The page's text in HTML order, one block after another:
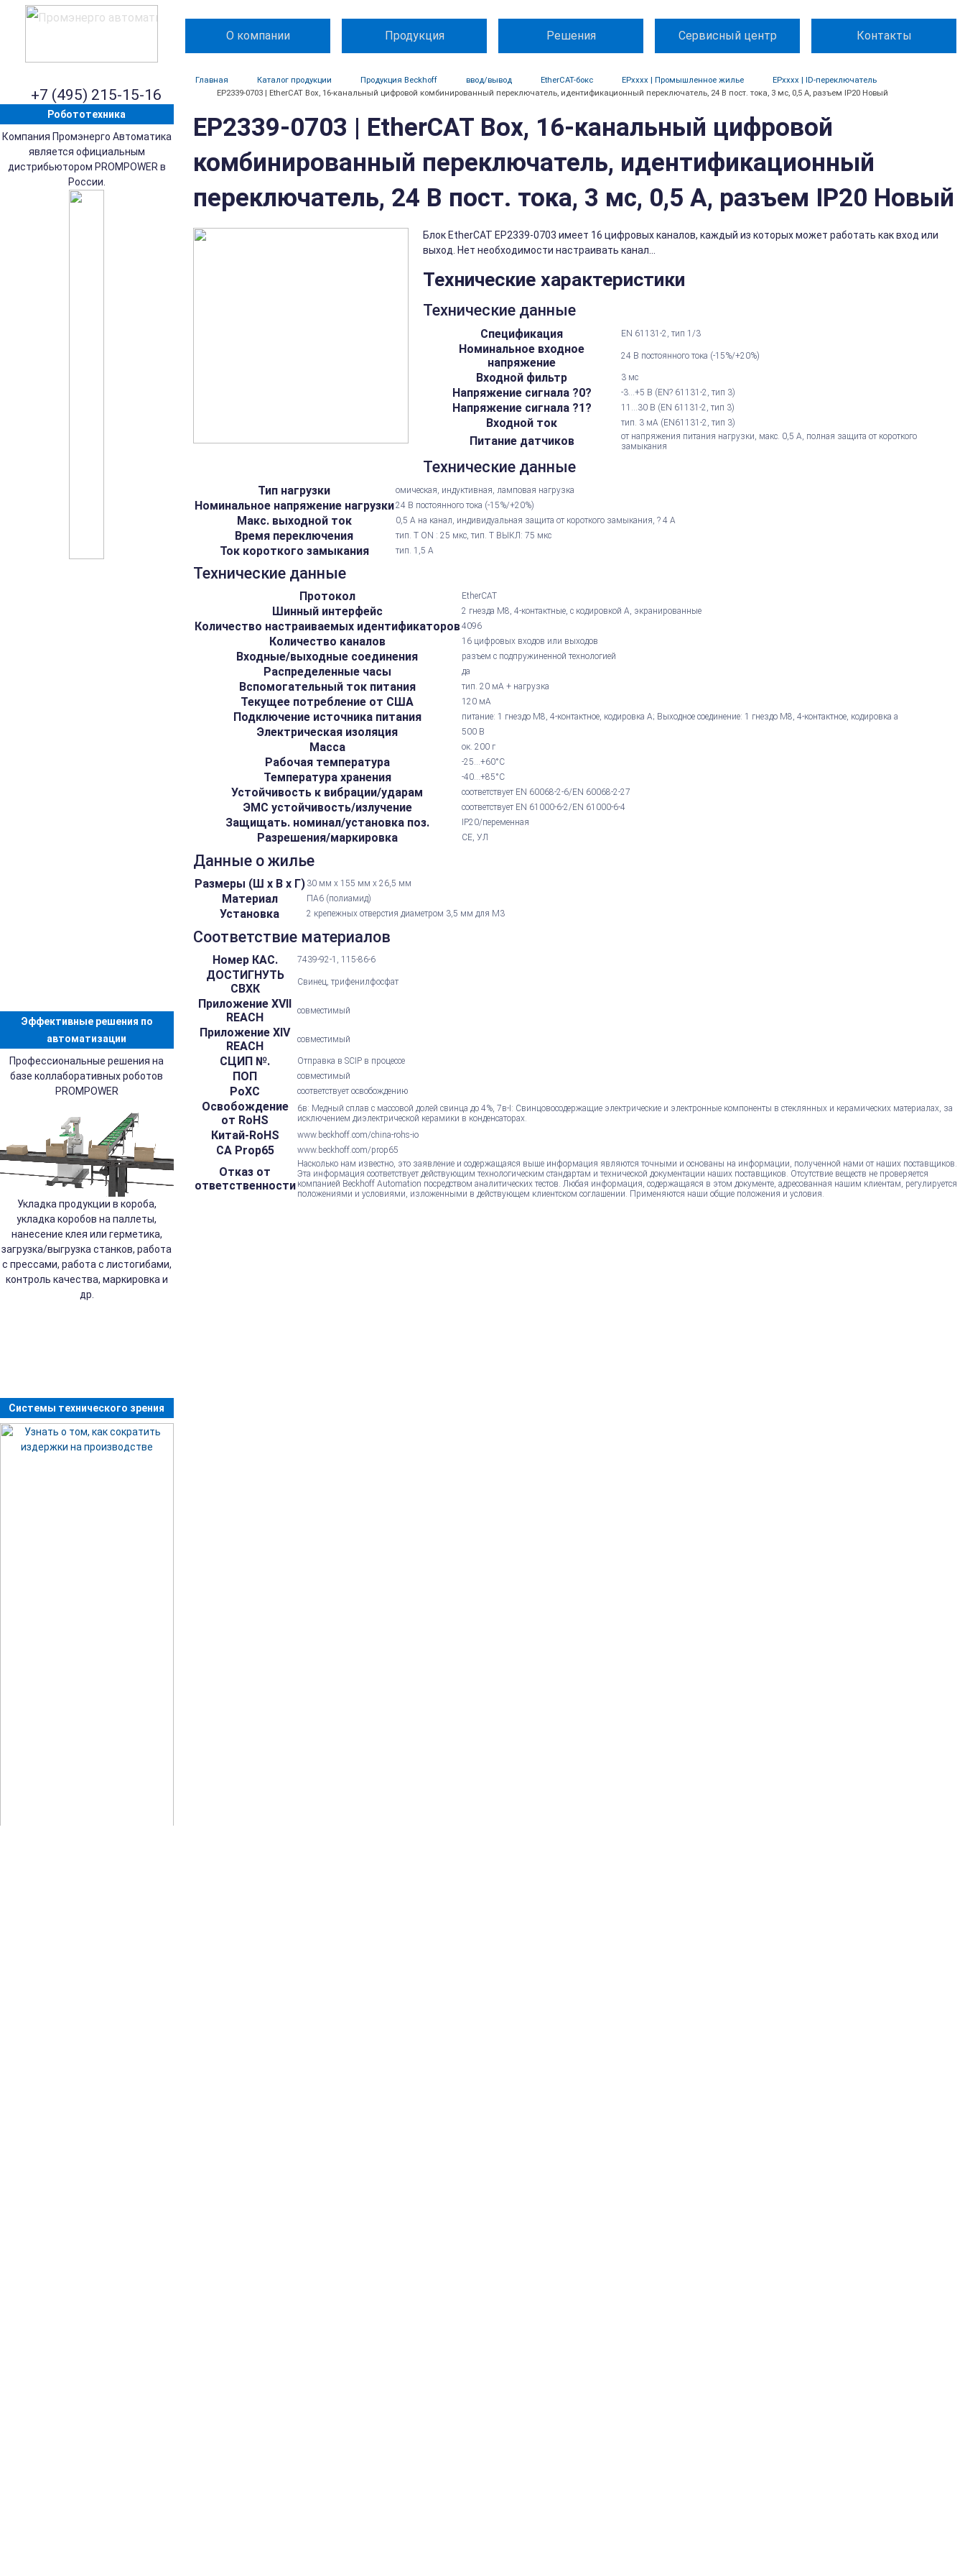
О компании Продукция Решения Сервисный центр Контакты
+7 (495) 215-15-16
Главная Каталог продукции Продукция Beckhoff ввод/вывод EtherCAT-бокс EPxxxx | Промышленное жилье
EPxxxx | ID-переключатель
EP2339-0703 | EtherCAT Box, 16-канальный цифровой комбинированный переключатель, идентификационный переключатель, 24 В пост. тока, 3 мс, 0,5 А, разъем IP20 Новый
Робототехника
Компания Промэнерго Автоматика
является официальным
дистрибьютором PROMPOWER в
России.
Эффективные решения по
автоматизации
Профессиональные решения на
базе коллаборативных роботов
PROMPOWER
Укладка продукции в короба,
укладка коробов на паллеты,
нанесение клея или герметика,
загрузка/выгрузка станков, работа
с прессами, работа с листогибами,
контроль качества, маркировка и
др.
Системы технического зрения
EP2339-0703 | EtherCAT Box, 16-канальный цифровой
комбинированный переключатель, идентификационный
переключатель, 24 В пост. тока, 3 мс, 0,5 А, разъем IP20 Новый
Блок EtherCAT EP2339-0703 имеет 16 цифровых каналов, каждый из которых может работать как вход или
выход. Нет необходимости настраивать канал...
Технические характеристики
Технические данные
Спецификация EN 61131-2, тип 1/3
Номинальное входное
напряжение
24 В постоянного тока (-15%/+20%)
Входной фильтр 3 мс
Напряжение сигнала ?0? -3...+5 В (EN? 61131-2, тип 3)
Напряжение сигнала ?1? 11...30 В (EN 61131-2, тип 3)
Входной ток тип. 3 мА (EN61131-2, тип 3)
Питание датчиков
от напряжения питания нагрузки, макс. 0,5 А, полная защита от короткого
замыкания
Технические данные
Тип нагрузки омическая, индуктивная, ламповая нагрузка
Номинальное напряжение нагрузки24 В постоянного тока (-15%/+20%)
Макс. выходной ток 0,5 А на канал, индивидуальная защита от короткого замыкания, ? 4 А
Время переключения тип. T ON : 25 мкс, тип. T ВЫКЛ: 75 мкс
Ток короткого замыкания тип. 1,5 А
Технические данные
Протокол EtherCAT
Шинный интерфейс 2 гнезда M8, 4-контактные, с кодировкой А, экранированные
Количество настраиваемых идентификаторов4096
Количество каналов 16 цифровых входов или выходов
Входные/выходные соединения разъем с подпружиненной технологией
Распределенные часы да
Вспомогательный ток питания тип. 20 мА + нагрузка
Текущее потребление от США 120 мА
Подключение источника питания питание: 1 гнездо M8, 4-контактное, кодировка А; Выходное соединение: 1 гнездо M8, 4-контактное, кодировка a
Электрическая изоляция 500 В
Масса ок. 200 г
Рабочая температура -25...+60°С
Температура хранения -40...+85°С
Устойчивость к вибрации/ударам соответствует EN 60068-2-6/EN 60068-2-27
ЭМС устойчивость/излучение соответствует EN 61000-6-2/EN 61000-6-4
Защищать. номинал/установка поз. IP20/переменная
Разрешения/маркировка CE, УЛ
Данные о жилье
Размеры (Ш х В х Г) 30 мм х 155 мм х 26,5 мм
Материал ПА6 (полиамид)
Установка 2 крепежных отверстия диаметром 3,5 мм для M3
Соответствие материалов
Номер КАС. 7439-92-1, 115-86-6
ДОСТИГНУТЬ
СВХК
Свинец, трифенилфосфат
Приложение XVII
REACH
совместимый
Приложение XIV
REACH
совместимый
СЦИП №. Отправка в SCIP в процессе
ПОП совместимый
РоХС соответствует освобождению
Освобождение
от RoHS
6в: Медный сплав с массовой долей свинца до 4%, 7в-I: Свинцовосодержащие электрические и электронные компоненты в стеклянных и керамических материалах, за
исключением диэлектрической керамики в конденсаторах.
Китай-RoHS www.beckhoff.com/china-rohs-io
CA Prop65 www.beckhoff.com/prop65
Отказ от
ответственности
Насколько нам известно, это заявление и содержащаяся выше информация являются точными и основаны на информации, полученной нами от наших поставщиков.
Эта информация соответствует действующим технологическим стандартам и технической документации наших поставщиков. Отсутствие веществ не проверяется
компанией Beckhoff Automation посредством аналитических тестов. Любая информация, содержащаяся в этом документе, адресованная нашим клиентам, регулируется
положениями и условиями, изложенными в действующем клиентском соглашении. Применяются наши общие положения и условия.